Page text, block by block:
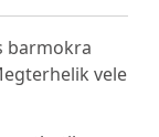
barmokra
vele